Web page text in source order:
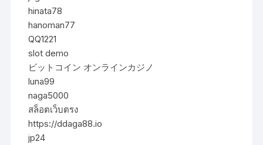
hinata78
hanoman77
QQ1221
slot demo
ビットコイン オンラインカジノ
luna99
naga5000
สล็อตเว็บตรง
https://ddaga88.io
jp24